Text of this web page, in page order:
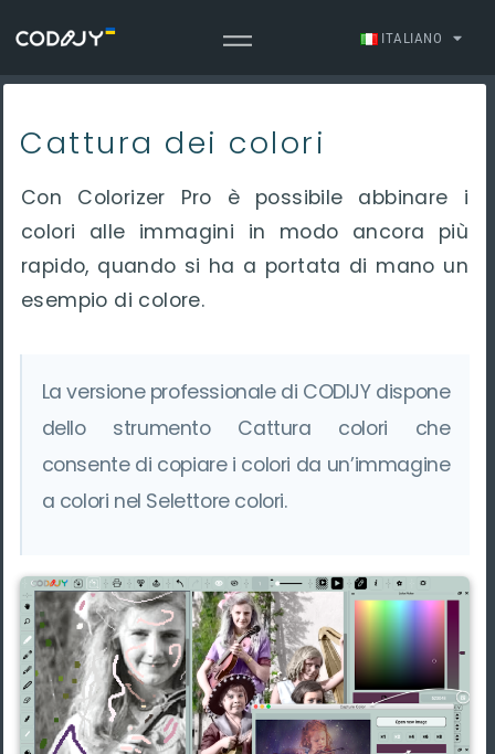
ITALIANO
Cattura dei colori
Con Colorizer Pro è possibile abbinare i
colori alle immagini in modo ancora più
rapido, quando si ha a portata di mano un
esempio di colore.
La versione professionale di CODIJY dispone
dello strumento Cattura colori che
consente di copiare i colori da un’immagine
a colori nel Selettore colori.